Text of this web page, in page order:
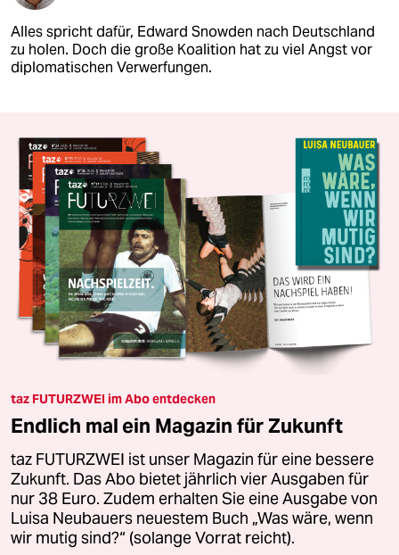
Alles spricht dafür, Edward Snowden nach Deutschland
zu holen. Doch die große Koalition hat zu viel Angst vor
diplomatischen Verwerfungen.
taz FUTURZWEI im Abo entdecken
Endlich mal ein Magazin für Zukunft
taz FUTURZWEI ist unser Magazin für eine bessere
Zukunft. Das Abo bietet jährlich vier Ausgaben für
nur 38 Euro. Zudem erhalten Sie eine Ausgabe von
Luisa Neubauers neuestem Buch „Was wäre, wenn
wir mutig sind?“ (solange Vorrat reicht).